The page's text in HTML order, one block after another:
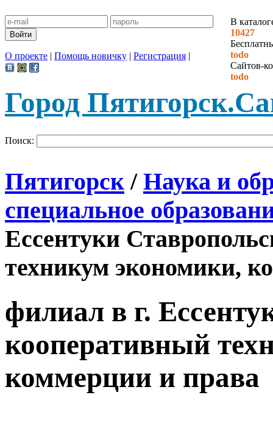
В
10427
todo
Сайтов-
todo
О проекте | Помощь новичку | Регистрация |
Город Пятигорск.
Поиск:
Пятигорск / Наука и
специальное
Ессентуки
техникум экономики,
филиал в г.
кооперативный
коммерции и права